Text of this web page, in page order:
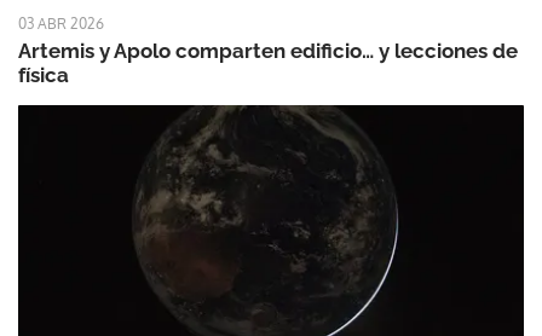
03 ABR 2026
Artemis y Apolo comparten edificio… y lecciones de
física